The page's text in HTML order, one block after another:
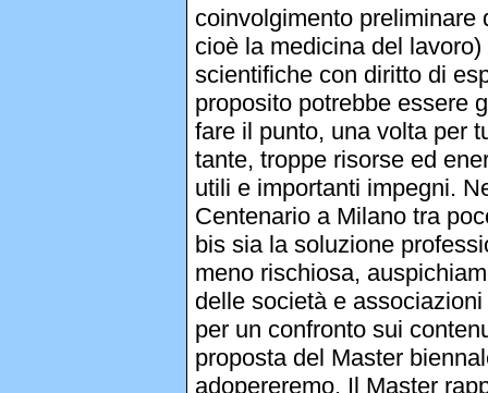
coinvolgimento
cioè la medicina del
scientifiche con diritto di
proposito potrebbe essere
fare il punto, una volta per
tante, troppe risorse ed
utili e importanti impegni.
Centenario a Milano tra
bis sia la soluzione
meno rischiosa,
delle società e
per un confronto sui
proposta del Master
adopereremo. Il Master